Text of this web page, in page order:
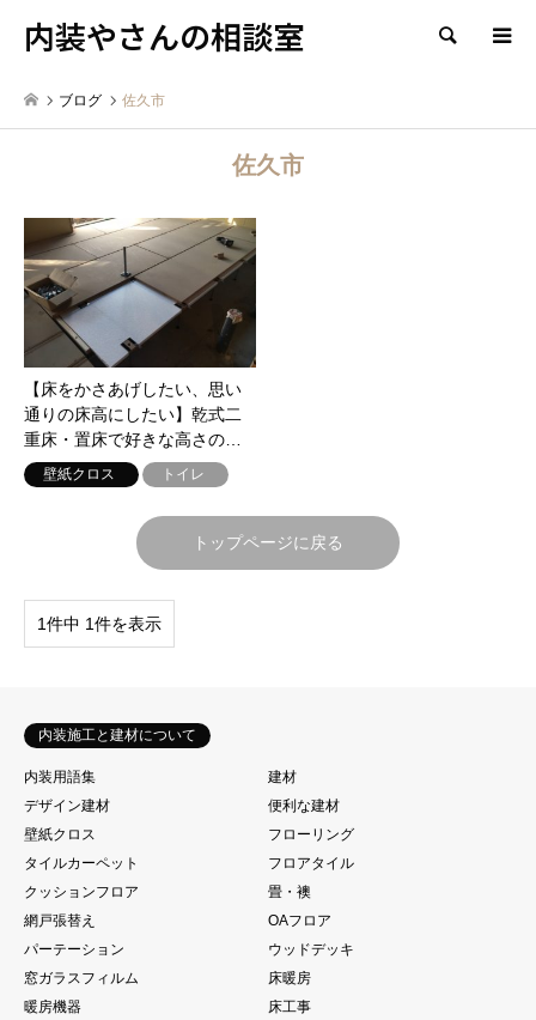
内装やさんの相談室 検索
ブログ 佐久市
佐久市
【床をかさあげしたい、思い
通りの床高にしたい】乾式二
重床・置床で好きな高さの…
壁紙クロス トイレ
トップページに戻る
1件中 1件を表示
内装施工と建材について
内装用語集
建材
デザイン建材
便利な建材
壁紙クロス
フローリング
タイルカーペット
フロアタイル
クッションフロア
畳・襖
網戸張替え
OAフロア
パーテーション
ウッドデッキ
窓ガラスフィルム
床暖房
暖房機器
床工事